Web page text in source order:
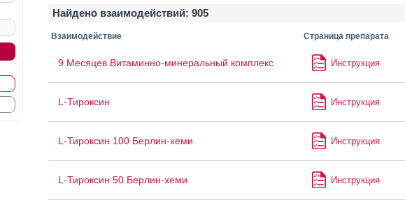
Найдено взаимодействий: 905
Взаимодействие Страница препарата
9 Месяцев Витаминно-минеральный комплекс Инструкция
L-Тироксин Инструкция
L-Тироксин 100 Берлин-хеми Инструкция
L-Тироксин 50 Берлин-хеми Инструкция